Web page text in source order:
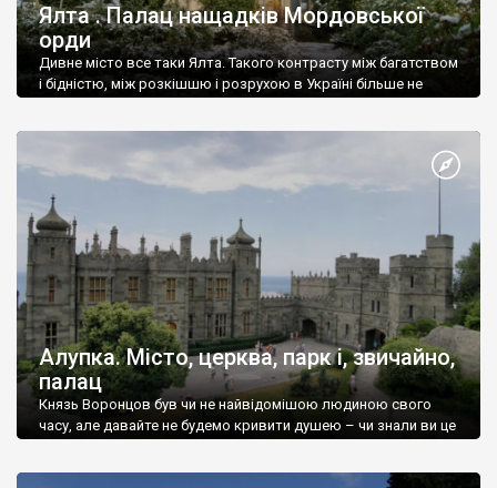
Ялта . Палац нащадків Мордовської
орди
Дивне місто все таки Ялта. Такого контрасту між багатством
і бідністю, між розкішшю і розрухою в Україні більше не
Алупка. Місто, церква, парк і, звичайно,
палац
Князь Воронцов був чи не найвідомішою людиною свого
часу, але давайте не будемо кривити душею – чи знали ви це